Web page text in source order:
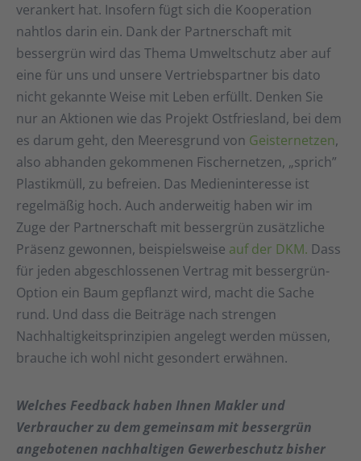
verankert hat. Insofern fügt sich die Kooperation
nahtlos darin ein. Dank der Partnerschaft mit
bessergrün wird das Thema Umweltschutz aber auf
eine für uns und unsere Vertriebspartner bis dato
nicht gekannte Weise mit Leben erfüllt. Denken Sie
nur an Aktionen wie das Projekt Ostfriesland, bei dem
es darum geht, den Meeresgrund von Geisternetzen,
also abhanden gekommenen Fischernetzen, „sprich”
Plastikmüll, zu befreien. Das Medieninteresse ist
regelmäßig hoch. Auch anderweitig haben wir im
Zuge der Partnerschaft mit bessergrün zusätzliche
Präsenz gewonnen, beispielsweise auf der DKM. Dass
für jeden abgeschlossenen Vertrag mit bessergrün-
Option ein Baum gepflanzt wird, macht die Sache
rund. Und dass die Beiträge nach strengen
Nachhaltigkeitsprinzipien angelegt werden müssen,
brauche ich wohl nicht gesondert erwähnen.
Welches Feedback haben Ihnen Makler und
Verbraucher zu dem gemeinsam mit bessergrün
angebotenen nachhaltigen Gewerbeschutz bisher